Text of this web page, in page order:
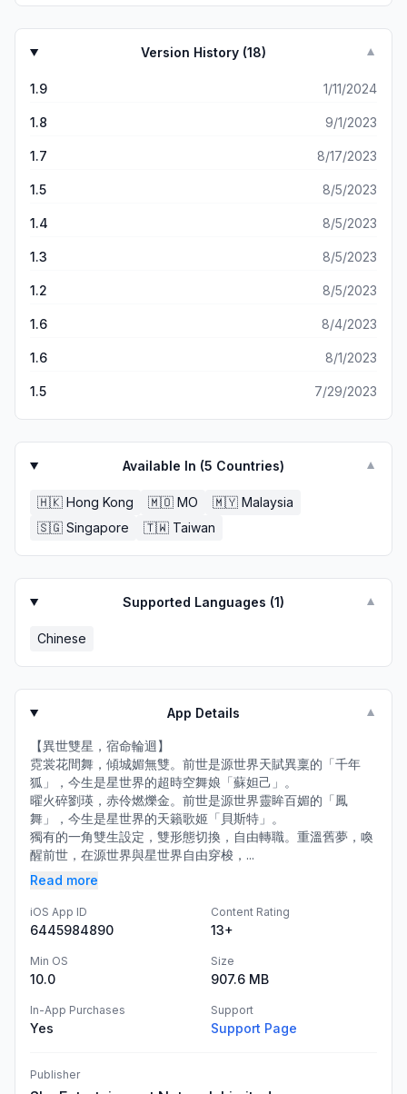
Version History (18) ▼
1.9 1/11/2024
1.8 9/1/2023
1.7 8/17/2023
1.5 8/5/2023
1.4 8/5/2023
1.3 8/5/2023
1.2 8/5/2023
1.6 8/4/2023
1.6 8/1/2023
1.5 7/29/2023
Available In (5 Countries) ▼
🇭🇰 Hong Kong 🇲🇴 MO 🇲🇾 Malaysia
🇸🇬 Singapore 🇹🇼 Taiwan
Supported Languages (1) ▼
Chinese
App Details ▼
【異世雙星，宿命輪迴】
霓裳花間舞，傾城媚無雙。前世是源世界天賦異稟的「千年
狐」，今生是星世界的超時空舞娘「蘇妲己」。
曜火碎劉瑛，赤伶燃爍金。前世是源世界靈眸百媚的「鳳
舞」，今生是星世界的天籟歌姬「貝斯特」。
獨有的一角雙生設定，雙形態切換，自由轉職。重溫舊夢，喚
醒前世，在源世界與星世界自由穿梭，...
Read more
iOS App ID
6445984890
Content Rating
13+
Min OS
10.0
Size
907.6 MB
In-App Purchases
Yes
Support
Support Page
Publisher